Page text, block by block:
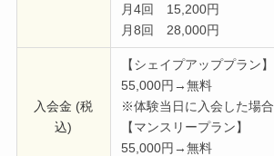
月4回 15,200円
月8回 28,000円
入会金 (税
込)
【シェイプアッププラン】
55,000円→無料
※体験当日に入会した場合
【マンスリープラン】
55,000円→無料